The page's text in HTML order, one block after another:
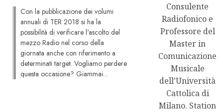
Con la pubblicazione dei volumi
annuali di TER 2018 si ha la
possibilità di verificare l'ascolto del
mezzo Radio nel corso della
giornata anche con riferimento a
determinati target. Vogliamo perdere
questa occasione? Giammai...
Consulente
Radiofonico e
Professore del
Master in
Comunicazione
Musicale
dell'Università
Cattolica di
Milano. Station